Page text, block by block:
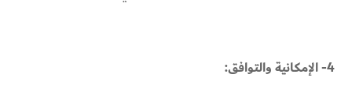
4- الإمكانية والتوافق: